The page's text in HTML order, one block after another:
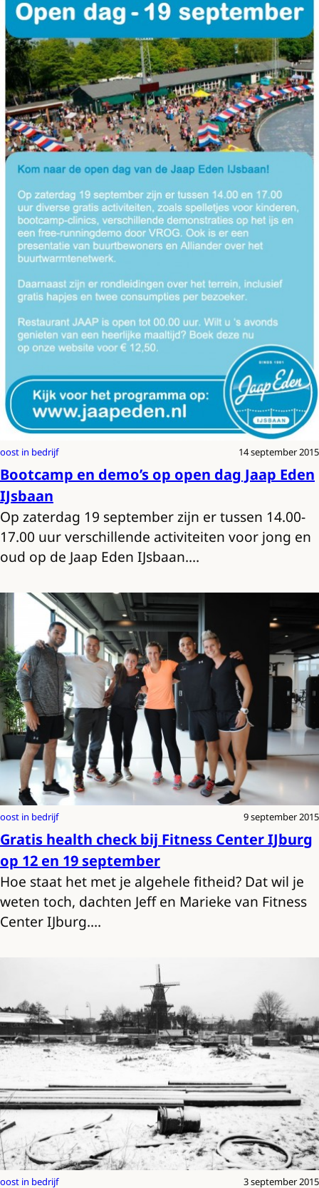
oost in bedrijf 14 september 2015
Bootcamp en demo’s op open dag Jaap Eden
IJsbaan
Op zaterdag 19 september zijn er tussen 14.00-
17.00 uur verschillende activiteiten voor jong en
oud op de Jaap Eden IJsbaan.…
oost in bedrijf 9 september 2015
Gratis health check bij Fitness Center IJburg
op 12 en 19 september
Hoe staat het met je algehele fitheid? Dat wil je
weten toch, dachten Jeff en Marieke van Fitness
Center IJburg.…
oost in bedrijf 3 september 2015